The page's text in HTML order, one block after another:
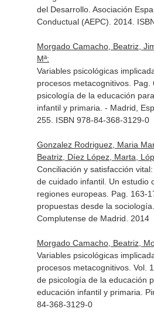
del Desarrollo. Asociación
Conductual (AEPC). 2014.
Morgado Camacho, Beatriz,
Mª:
Variables psicológicas
procesos metacognitivos. Pag.
psicología de la educación
infantil y primaria . - Madrid,
255. ISBN 978-84-368-3129-0
Gonzalez Rodriguez, Maria
Beatriz, Díez López, Marta,
Conciliación y satisfacción
de cuidado infantil. Un estudio
regiones europeas. Pag. 163-
propuestas desde la sociología
Complutense de Madrid. 2014
Morgado Camacho, Beatriz,
Variables psicológicas
procesos metacognitivos. Vol.
de psicología de la educación
educación infantil y primaria .
84-368-3129-0